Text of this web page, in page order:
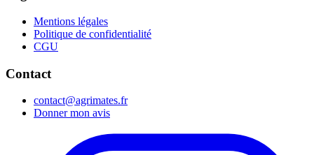
Mentions légales
Politique de confidentialité
CGU
Contact
contact@agrimates.fr
Donner mon avis